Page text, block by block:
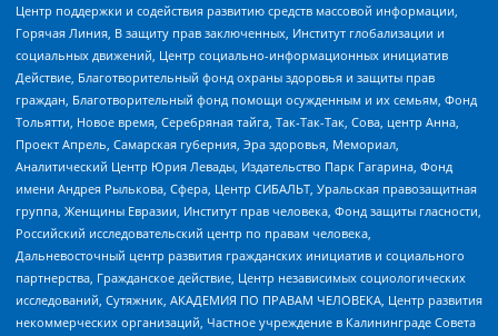
Центр поддержки и содействия развитию средств массовой информации,
Горячая Линия, В защиту прав заключенных, Институт глобализации и
социальных движений, Центр социально-информационных инициатив
Действие, Благотворительный фонд охраны здоровья и защиты прав
граждан, Благотворительный фонд помощи осужденным и их семьям, Фонд
Тольятти, Новое время, Серебряная тайга, Так-Так-Так, Сова, центр Анна,
Проект Апрель, Самарская губерния, Эра здоровья, Мемориал,
Аналитический Центр Юрия Левады, Издательство Парк Гагарина, Фонд
имени Андрея Рылькова, Сфера, Центр СИБАЛЬТ, Уральская правозащитная
группа, Женщины Евразии, Институт прав человека, Фонд защиты гласности,
Российский исследовательский центр по правам человека,
Дальневосточный центр развития гражданских инициатив и социального
партнерства, Гражданское действие, Центр независимых социологических
исследований, Сутяжник, АКАДЕМИЯ ПО ПРАВАМ ЧЕЛОВЕКА, Центр развития
некоммерческих организаций, Частное учреждение в Калининграде Совета